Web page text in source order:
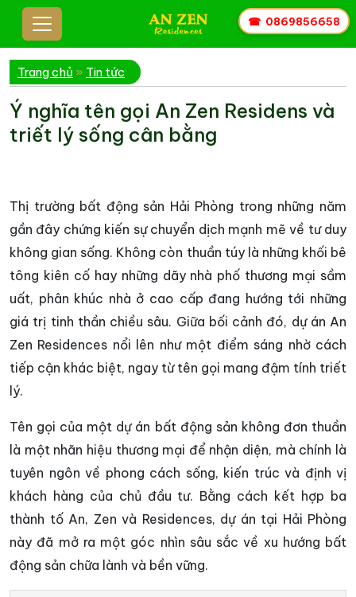
Trang chủ » Tin tức
Ý nghĩa tên gọi An Zen Residens và
triết lý sống cân bằng
Thị trường bất động sản Hải Phòng trong những năm
gần đây chứng kiến sự chuyển dịch mạnh mẽ về tư duy
không gian sống. Không còn thuần túy là những khối bê
tông kiên cố hay những dãy nhà phố thương mại sầm
uất, phân khúc nhà ở cao cấp đang hướng tới những
giá trị tinh thần chiều sâu. Giữa bối cảnh đó, dự án An
Zen Residences nổi lên như một điểm sáng nhờ cách
tiếp cận khác biệt, ngay từ tên gọi mang đậm tính triết
lý.
Tên gọi của một dự án bất động sản không đơn thuần
là một nhãn hiệu thương mại để nhận diện, mà chính là
tuyên ngôn về phong cách sống, kiến trúc và định vị
khách hàng của chủ đầu tư. Bằng cách kết hợp ba
thành tố An, Zen và Residences, dự án tại Hải Phòng
này đã mở ra một góc nhìn sâu sắc về xu hướng bất
động sản chữa lành và bền vững.
☎ 0869856658